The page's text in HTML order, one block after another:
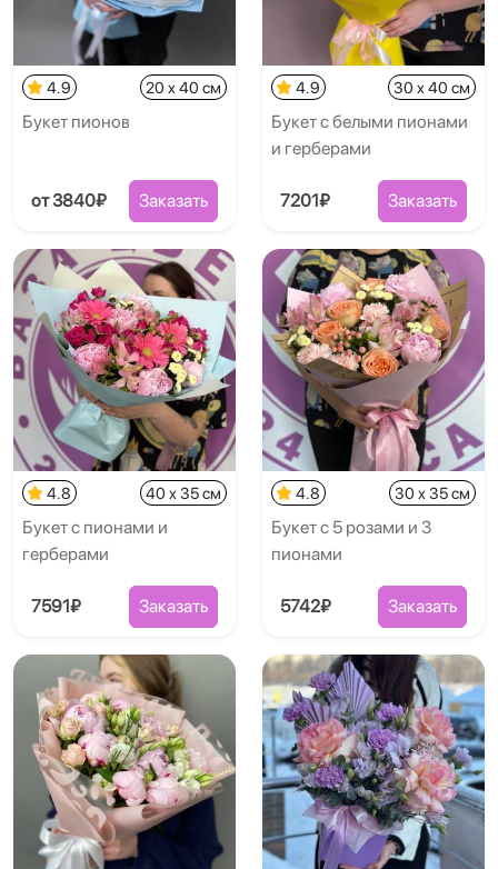
4.9 20 x 40 см
Букет пионов
от 3840₽ Заказать
4.9 30 x 40 см
Букет с белыми пионами
и герберами
7201₽ Заказать
4.8 40 x 35 см
Букет с пионами и
герберами
7591₽ Заказать
4.8 30 x 35 см
Букет с 5 розами и 3
пионами
5742₽ Заказать